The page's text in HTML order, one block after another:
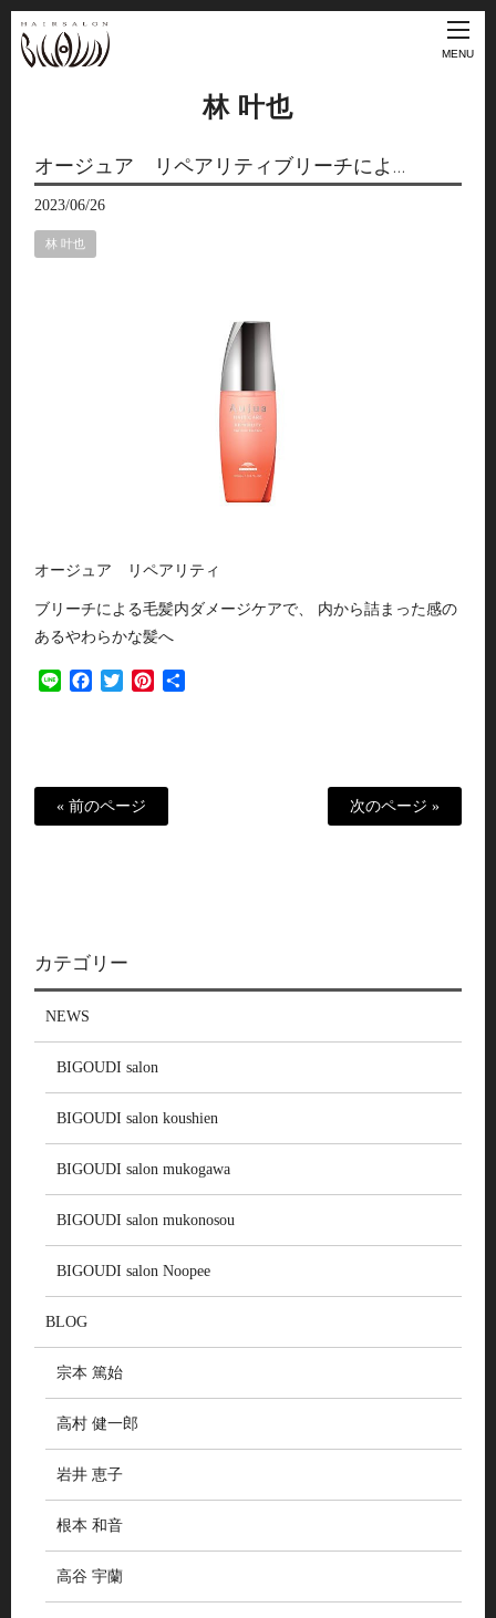
MENU
林 叶也
オージュア リペアリティブリーチによ…
2023/06/26
林 叶也
オージュア リペアリティ
ブリーチによる毛髪内ダメージケアで、 内から詰まった感の
あるやわらかな髪へ
Line FacebookTwitterPinterest
« 前のページ 次のページ »
カテゴリー
NEWS
BIGOUDI salon
BIGOUDI salon koushien
BIGOUDI salon mukogawa
BIGOUDI salon mukonosou
BIGOUDI salon Noopee
BLOG
宗本 篤始
高村 健一郎
岩井 恵子
根本 和音
高谷 宇蘭